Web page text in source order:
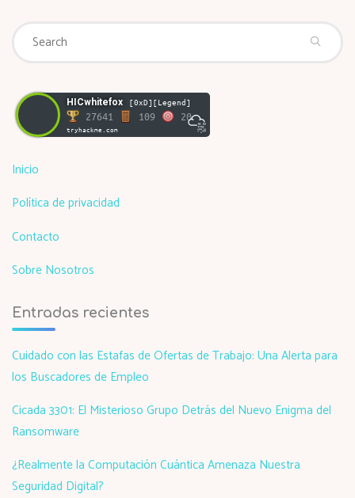
Search
HICwhitefox [0xD][Legend]
27641 109 20
tryhackme.com
Inicio
Política de privacidad
Contacto
Sobre Nosotros
Entradas recientes
Cuidado con las Estafas de Ofertas de Trabajo: Una Alerta para
los Buscadores de Empleo
Cicada 3301: El Misterioso Grupo Detrás del Nuevo Enigma del
Ransomware
¿Realmente la Computación Cuántica Amenaza Nuestra
Seguridad Digital?